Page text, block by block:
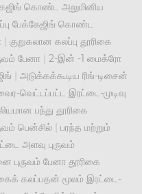
கொண்ட அலுமினிய
பேக்கேஜிங் கொண்ட
குறுகலான கலப்பு தூரிகை
பேனா
2-இன் -1 மைக்ரோ
அடுக்கக்கூடிய ரிங்-டிசைன்
வெட்டப்பட்ட இரட்டை-முடிவு
பந்து தூரிகை
பென்சில்
பரந்த மற்றும்
அளவு புருவம்
புருவம் பேனா தூரிகை
கலப்பதன் மூலம் இரட்டை-